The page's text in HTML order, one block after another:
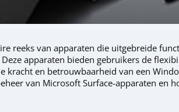
reeks van apparaten die uitgebreide
apparaten bieden gebruikers de
kracht en betrouwbaarheid van een
van Microsoft Surface-apparaten en